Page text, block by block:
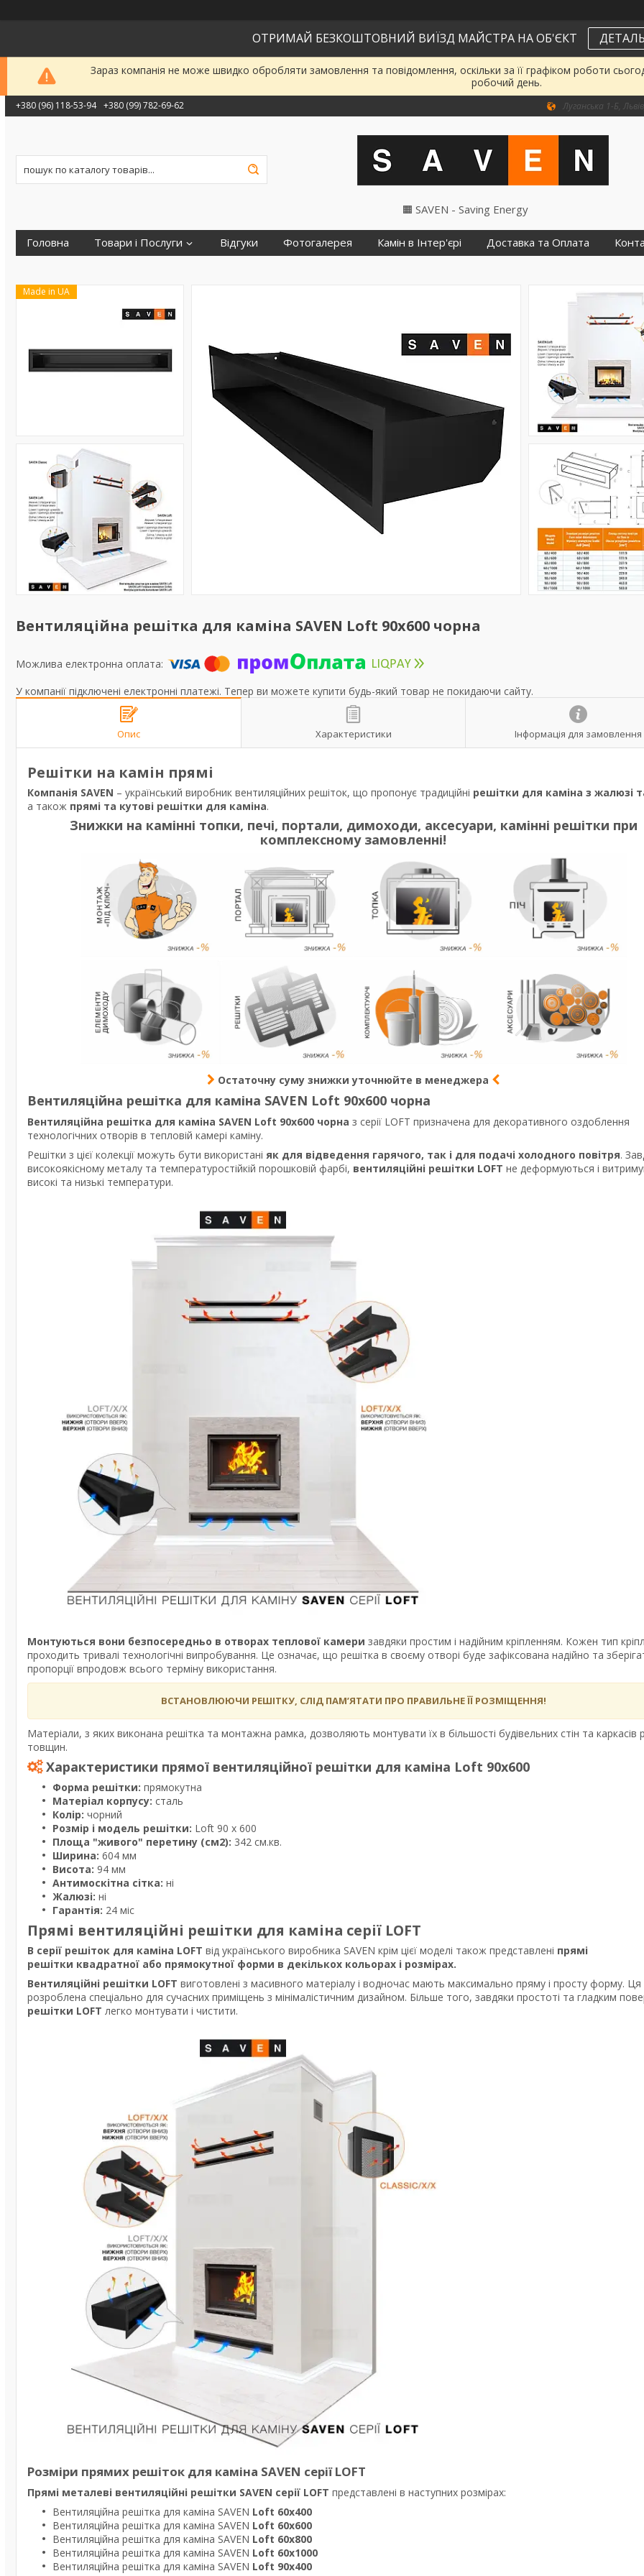
ОТРИМАЙ БЕЗКОШТОВНИЙ ВИЇЗД МАЙСТРА НА ОБ'ЄКТ
Зараз компанія не може швидко обробляти замовлення та повідомлення, оскільки за її графіком роботи
робочий день.
+380 (96) 118-53-94 +380 (99) 782-69-62 Луганська 1-Б,
🟧 SAVEN - Saving Energy
Головна Товари і Послуги Відгуки Фотогалерея Камін в Інтер'єрі Доставка та Оплата
Made in UA
Вентиляційна решітка для каміна SAVEN Loft 90х600 чорна
У компанії підключені електронні платежі. Тепер ви можете купити будь-який товар не покидаючи сайту.
Опис Характеристики Інформація для замовлення
Решітки на камін прямі
Компанія SAVEN – український виробник вентиляційних решіток, що пропонує традиційні решітки для каміна з жалюзі
а також прямі та кутові решітки для каміна.
Знижки на камінні топки, печі, портали, димоходи, аксесуари, камінні решітки при
комплексному замовленні!
Остаточну суму знижки уточнюйте в менеджера
Вентиляційна решітка для каміна SAVEN Loft 90х600 чорна
Вентиляційна решітка для каміна SAVEN Loft 90х600 чорна з серії LOFT призначена для декоративного оздоблення
технологічних отворів в тепловій камері каміну.
Решітки з цієї колекції можуть бути використані як для відведення гарячого, так і для подачі холодного повітря.
високоякісному металу та температуростійкій порошковій фарбі, вентиляційні решітки LOFT не деформуються і
високі та низькі температури.
Монтуються вони безпосередньо в отворах теплової камери завдяки простим і надійним кріпленням. Кожен тип
проходить тривалі технологічні випробування. Це означає, що решітка в своєму отворі буде зафіксована надійно та
пропорції впродовж всього терміну використання.
ВСТАНОВЛЮЮЧИ РЕШІТКУ, СЛІД ПАМ’ЯТАТИ ПРО ПРАВИЛЬНЕ ЇЇ РОЗМІЩЕННЯ!
Матеріали, з яких виконана решітка та монтажна рамка, дозволяють монтувати їх в більшості будівельних стін та каркасів
товщин.
Характеристики прямої вентиляційної решітки для каміна Loft 90х600
Форма решітки: прямокутна
Матеріал корпусу: сталь
Колір: чорний
Розмір і модель решітки: Loft 90 х 600
Площа "живого" перетину (см2): 342 см.кв.
Ширина: 604 мм
Висота: 94 мм
Антимоскітна сітка: ні
Жалюзі: ні
Гарантія: 24 міс
Прямі вентиляційні решітки для каміна серії LOFT
В серії решіток для каміна LOFT від українського виробника SAVEN крім цієї моделі також представлені прямі
решітки квадратної або прямокутної форми в декількох кольорах і розмірах.
Вентиляційні решітки LOFT виготовлені з масивного матеріалу і водночас мають максимально пряму і просту форму. Ця
розроблена спеціально для сучасних приміщень з мінімалістичним дизайном. Більше того, завдяки простоті та гладким
решітки LOFT легко монтувати і чистити.
Розміри прямих решіток для каміна SAVEN серії LOFT
Прямі металеві вентиляційні решітки SAVEN серії LOFT представлені в наступних розмірах:
Вентиляційна решітка для каміна SAVEN Loft 60х400
Вентиляційна решітка для каміна SAVEN Loft 60х600
Вентиляційна решітка для каміна SAVEN Loft 60х800
Вентиляційна решітка для каміна SAVEN Loft 60х1000
Вентиляційна решітка для каміна SAVEN Loft 90х400